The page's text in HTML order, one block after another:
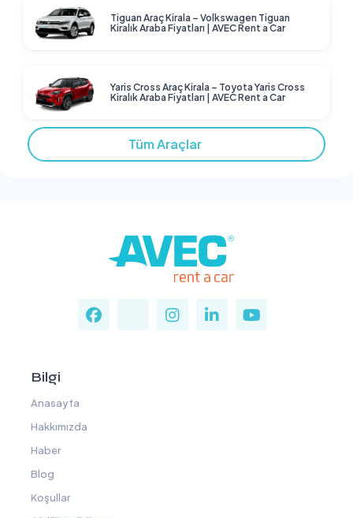
Tiguan Araç Kirala – Volkswagen Tiguan
Kiralık Araba Fiyatları | AVEC Rent a Car
Yaris Cross Araç Kirala – Toyota Yaris Cross
Kiralık Araba Fiyatları | AVEC Rent a Car
Tüm Araçlar
Bilgi
Anasayfa
Hakkımızda
Haber
Blog
Koşullar